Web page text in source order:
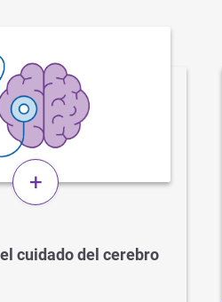
+
cuidado del cerebro